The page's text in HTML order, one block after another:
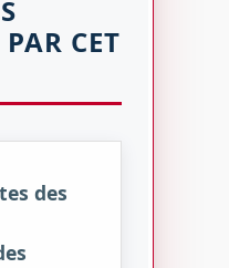
CET
des